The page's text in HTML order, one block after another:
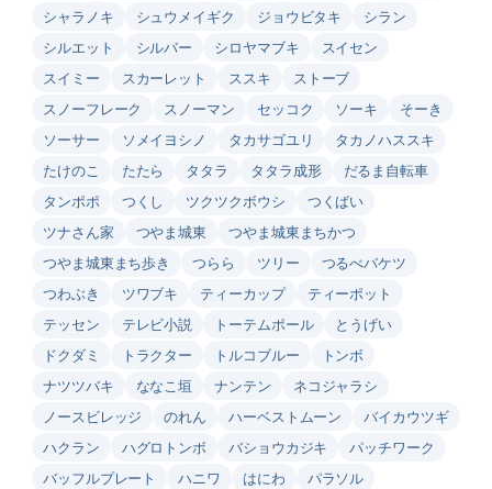
シャラノキ
シュウメイギク ジョウビタキ
シラン
シルエット
シルバー シロヤマブキ
スイセン
スイミー
スカーレット ススキ
ストーブ
スノーフレーク
スノーマン セッコク ソーキ
そーき
ソーサー
ソメイヨシノ タカサゴユリ
タカノハススキ
たけのこ
たたら タタラ タタラ成形
だるま自転車
タンポポ
つくし ツクツクボウシ
つくばい
ツナさん家
つやま城東
つやま城東まちかつ
つやま城東まち歩き
つらら ツリー
つるべバケツ
つわぶき
ツワブキ ティーカップ
ティーポット
テッセン
テレビ小説 トーテムポール
とうげい
ドクダミ
トラクター トルコブルー
トンボ
ナツツバキ
ななこ垣 ナンテン
ネコジャラシ
ノースビレッジ
のれん ハーベストムーン
バイカウツギ
ハクラン
ハグロトンボ バショウカジキ
パッチワーク
バッフルプレート
ハニワ はにわ
パラソル